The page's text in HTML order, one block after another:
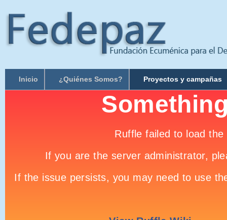
Inicio ¿Quiénes Somos? Proyectos y campañas